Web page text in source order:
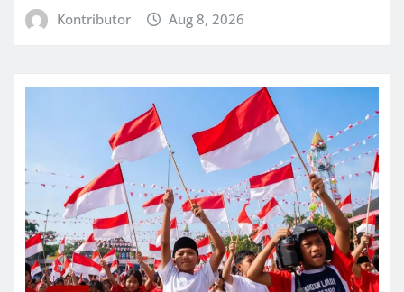
Kontributor Aug 8, 2026